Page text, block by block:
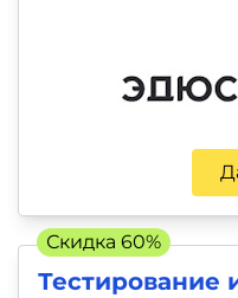
Тестирование
Скидка 60%
Тесты